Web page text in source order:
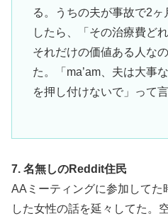
る。うちの夫が事故で2
したら、「その治療費ど
それだけの価値ある人な
た。「ma’am、夫は大事
を押し付けないで」って
7. 名無しのReddit住民
AAミーティングに参加してた
した女性の話を延々してた。